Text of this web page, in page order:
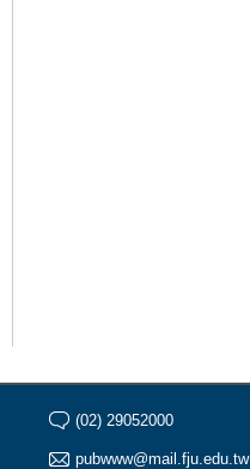
(02) 29052000
pubwww@mail.fju.edu.tw